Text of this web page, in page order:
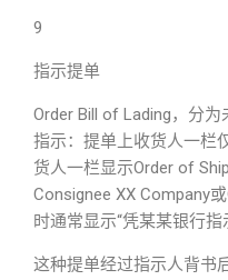
9
指示提单
Order Bill of Lading，分
指示：提单上收货人一栏
货人一栏显示Order of
Consignee XX Company
时通常显示“凭某某银行指
这种提单经过指示人背书